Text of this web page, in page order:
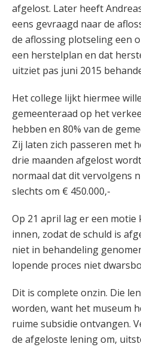
afgelost. Later heeft
eens gevraagd naar de
de aflossing plotseling een
een herstelplan en dat
uitziet pas juni 2015
Het college lijkt hiermee
gemeenteraad op het
hebben en 80% van de
Zij laten zich passeren met
drie maanden afgelost
normaal dat dit vervolgens
slechts om € 450.000,-
Op 21 april lag er een
innen, zodat de schuld is
niet in behandeling
lopende proces niet
Dit is complete onzin. Die
worden, want het museum
ruime subsidie ontvangen.
de afgeloste lening om,